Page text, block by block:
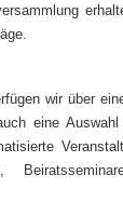
wir über
eine